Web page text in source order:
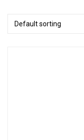
Default sorting